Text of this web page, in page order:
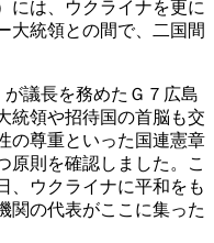
には、ウクライナを更に
大統領との間で、二国間
議長を務めたＧ７広島
統領や招待国の首脳も交
の尊重といった国連憲章
原則を確認しました。こ
、ウクライナに平和をも
関の代表がここに集った